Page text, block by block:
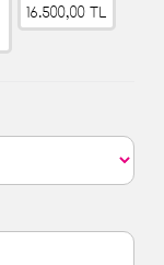
16.500,00 TL